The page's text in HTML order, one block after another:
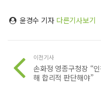
윤경수 기자 다른기사보기
이전기사
손화정 영종구청장 “
해 합리적 판단해야”